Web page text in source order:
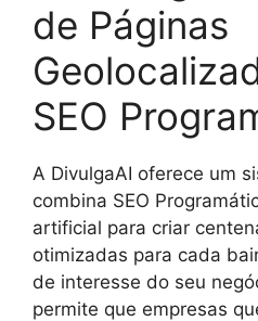
de Páginas
SEO
A DivulgaAI oferece um
combina SEO
artificial para criar
otimizadas para cada
de interesse do seu
permite que empresas